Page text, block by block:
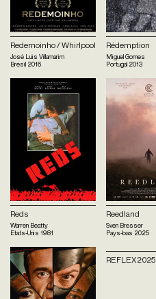
Redemoinho / Whirlpool
José Luis Villamarim
Brésil 2016
Rédemption
Miguel Gomes
Portugal 2013
Reds
Warren Beatty
Etats-Unis 1981
Reedland
Sven Bresser
Pays-bas 2025
REFLEX 2025